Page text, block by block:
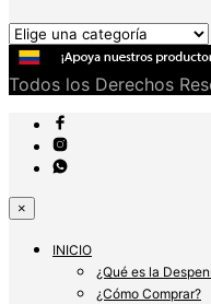
Todos los Derechos
×
INICIO
¿Qué es la
¿Cómo Comprar?